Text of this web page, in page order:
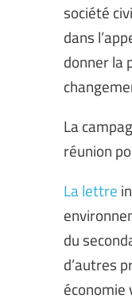
société
dans
donner la
La
réunion
La lettre
du
d’autres
économie